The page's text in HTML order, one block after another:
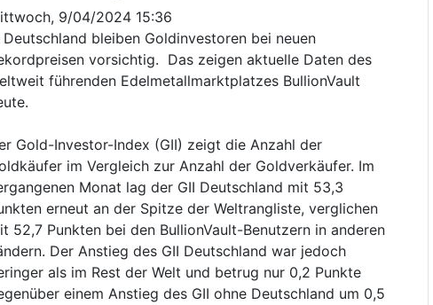
9/04/2024 15:36
Deutschland bleiben Goldinvestoren bei neuen
vorsichtig. Das zeigen aktuelle Daten des
führenden Edelmetallmarktplatzes BullionVault
Gold-Investor-Index (GII) zeigt die Anzahl der
im Vergleich zur Anzahl der Goldverkäufer. Im
Monat lag der GII Deutschland mit 53,3
erneut an der Spitze der Weltrangliste, verglichen
52,7 Punkten bei den BullionVault-Benutzern in anderen
Der Anstieg des GII Deutschland war jedoch
als im Rest der Welt und betrug nur 0,2 Punkte
einem Anstieg des GII ohne Deutschland um 0,5